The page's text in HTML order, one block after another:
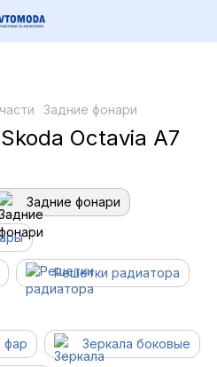
Задние фонари
Octavia A7
Задние фонари
Решетки радиатора
фар Зеркала боковые